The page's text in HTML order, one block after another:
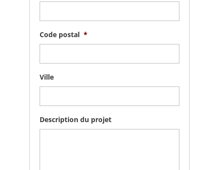
Code postal *
Ville
Description du projet